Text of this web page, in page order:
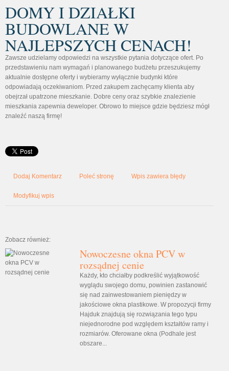
DOMY I DZIAŁKI
BUDOWLANE W
NAJLEPSZYCH CENACH!
Zawsze udzielamy odpowiedzi na wszystkie pytania dotyczące ofert. Po
przedstawieniu nam wymagań i planowanego budżetu przeszukujemy
aktualnie dostępne oferty i wybieramy wyłącznie budynki które
odpowiadają oczekiwaniom. Przed zakupem zachęcamy klienta aby
obejrzał upatrzone mieszkanie. Dobre ceny oraz szybkie znalezienie
mieszkania zapewnia deweloper. Obrowo to miejsce gdzie będziesz mógł
znaleźć naszą firmę!
Dodaj Komentarz Poleć stronę Wpis zawiera błędy
Modyfikuj wpis
Zobacz również:
Nowoczesne okna PCV w
rozsądnej cenie
Każdy, kto chciałby podkreślić wyjątkowość
wyglądu swojego domu, powinien zastanowić
się nad zainwestowaniem pieniędzy w
jakościowe okna plastikowe. W propozycji firmy
Hajduk znajdują się rozwiązania tego typu
niejednorodne pod względem kształtów ramy i
rozmiarów. Oferowane okna (Podhale jest
obszare...